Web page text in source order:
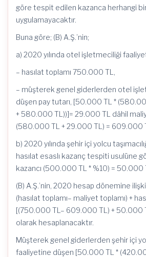
göre tespit edilen kazanca herhangi
uygulamayacaktır.
Buna göre; (B) A.Ş.’nin;
a) 2020 yılında otel işletmeciliği
– hasılat toplamı 750.000 TL,
– müşterek genel giderlerden otel
düşen pay tutarı, [50.000 TL *
+ 580.000 TL))]= 29.000 TL dâhil
(580.000 TL + 29.000 TL) = 609.000
b) 2020 yılında şehir içi yolcu
hasılat esaslı kazanç tespiti usulüne
kazancı (500.000 TL * %10) = 50.000
(B) A.Ş.’nin, 2020 hesap dönemine
(hasılat toplamı– maliyet toplamı) +
[(750.000 TL– 609.000 TL) + 50.000
olarak hesaplanacaktır.
Müşterek genel giderlerden şehir içi
faaliyetine düşen [50.000 TL *